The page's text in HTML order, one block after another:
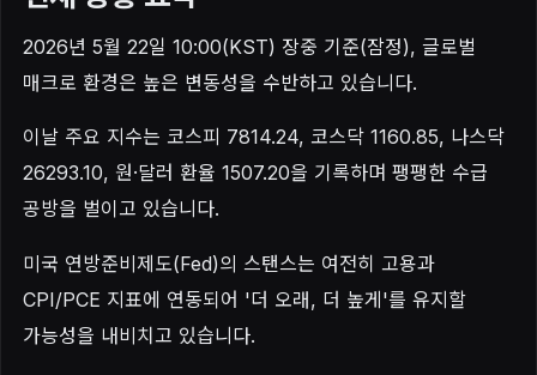
2026년 5월 22일 10:00(KST) 장중 기준(잠정), 글로벌
매크로 환경은 높은 변동성을 수반하고 있습니다.
이날 주요 지수는 코스피 7814.24, 코스닥 1160.85, 나스닥
26293.10, 원·달러 환율 1507.20을 기록하며 팽팽한 수급
공방을 벌이고 있습니다.
미국 연방준비제도(Fed)의 스탠스는 여전히 고용과
CPI/PCE 지표에 연동되어 '더 오래, 더 높게'를 유지할
가능성을 내비치고 있습니다.